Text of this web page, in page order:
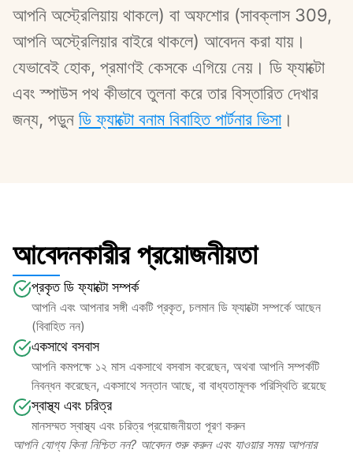
আপনি অস্ট্রেলিয়ায় থাকলে) বা অফশোর (সাবক্লাস 309,
আপনি অস্ট্রেলিয়ার বাইরে থাকলে) আবেদন করা যায়।
যেভাবেই হোক, প্রমাণই কেসকে এগিয়ে নেয়। ডি ফ্যাক্টো
এবং স্পাউস পথ কীভাবে তুলনা করে তার বিস্তারিত দেখার
জন্য, পড়ুন ডি ফ্যাক্টো বনাম বিবাহিত পার্টনার ভিসা।
আবেদনকারীর প্রয়োজনীয়তা
প্রকৃত ডি ফ্যাক্টো সম্পর্ক
আপনি এবং আপনার সঙ্গী একটি প্রকৃত, চলমান ডি ফ্যাক্টো সম্পর্কে আছেন
(বিবাহিত নন)
একসাথে বসবাস
আপনি কমপক্ষে ১২ মাস একসাথে বসবাস করেছেন, অথবা আপনি সম্পর্কটি
নিবন্ধন করেছেন, একসাথে সন্তান আছে, বা বাধ্যতামূলক পরিস্থিতি রয়েছে
স্বাস্থ্য এবং চরিত্র
মানসম্মত স্বাস্থ্য এবং চরিত্র প্রয়োজনীয়তা পূরণ করুন
আপনি যোগ্য কিনা নিশ্চিত নন? আবেদন শুরু করুন এবং যাওয়ার সময় আপনার